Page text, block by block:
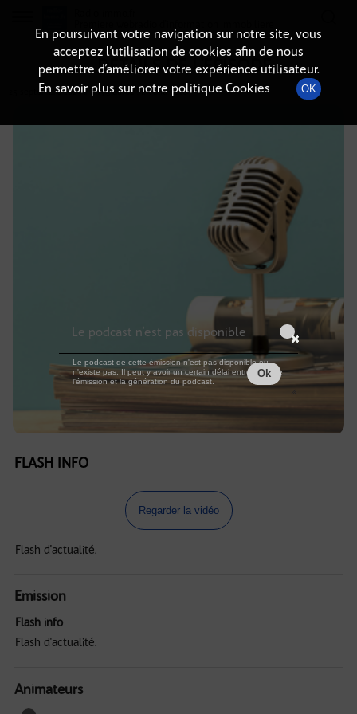
DÉTAILS DE L'ÉPISODE
25 septembre 2023à 4h59, durée : Invalid date
FLASH INFO
Regarder la vidéo
Flash d'actualité.
Emission
Flash info
Flash d'actualité.
Animateurs
En poursuivant votre navigation sur notre site, vous
acceptez l’utilisation de cookies afin de nous
permettre d’améliorer votre expérience utilisateur.
En savoir plus sur notre politique Cookies
OK
Le podcast n'est pas disponible
Le podcast de cette émission n'est pas disponible ou
n'existe pas. Il peut y avoir un certain délai entre la fin de
l'émission et la génération du podcast.
Ok